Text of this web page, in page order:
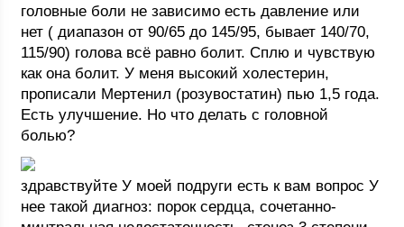
головные боли не зависимо есть давление или
нет ( диапазон от 90/65 до 145/95, бывает 140/70,
115/90) голова всё равно болит. Сплю и чувствую
как она болит. У меня высокий холестерин,
прописали Мертенил (розувостатин) пью 1,5 года.
Есть улучшение. Но что делать с головной
болью?
здравствуйте У моей подруги есть к вам вопрос У
нее такой диагноз: порок сердца, сочетанно-